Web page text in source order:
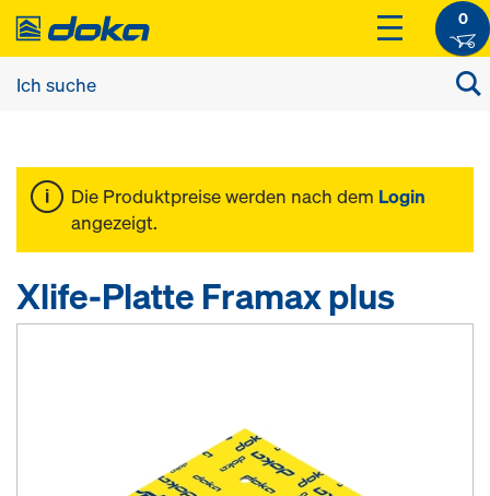
0
Die Produktpreise werden nach dem Login
angezeigt.
Xlife-Platte Framax plus